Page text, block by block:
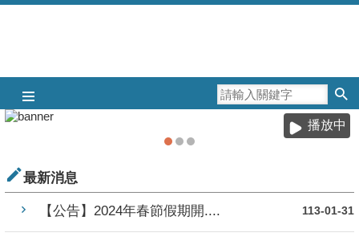
播放中
最新消息
113-01-31
【公告】2024年春節假期開....